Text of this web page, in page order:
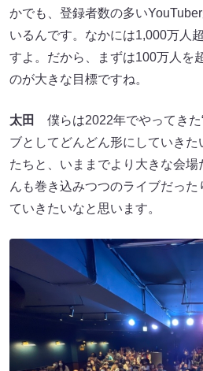
かでも、登録者数の多い
いるんです。なかには1,000万人
すよ。だから、まずは100万人を
のが大きな目標ですね。
太田
僕らは2022年でやってきた
ブとしてどんどん形にしていきた
たちと、いままでより大きな会場
んも巻き込みつつのライブだっ
ていきたいなと思います。